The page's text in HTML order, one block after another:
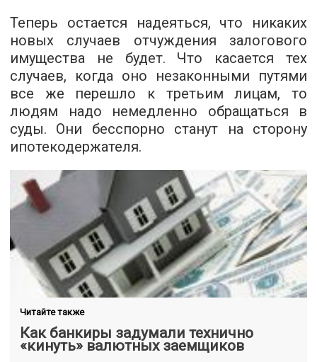
Теперь остается надеяться, что никаких
новых случаев отчуждения залогового
имущества не будет. Что касается тех
случаев, когда оно незаконными путями
все же перешло к третьим лицам, то
людям надо немедленно обращаться в
суды. Они бесспорно станут на сторону
ипотекодержателя.
Читайте также
Как банкиры задумали технично
«кинуть» валютных заемщиков